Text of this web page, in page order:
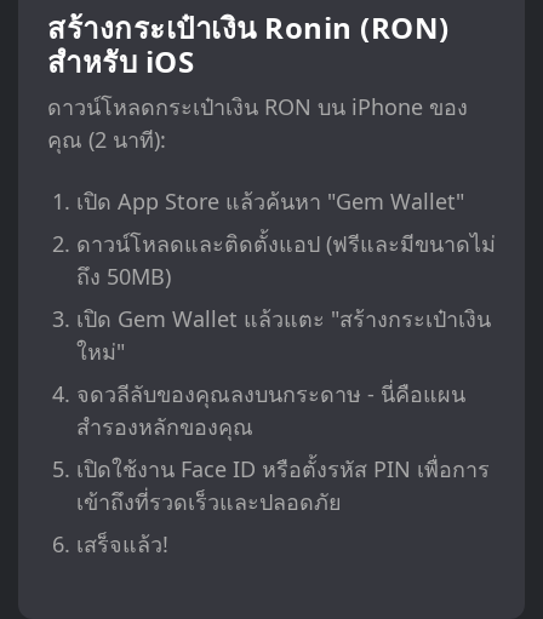
สร้างกระเป๋าเงิน Ronin (RON)
สำหรับ iOS
ดาวน์โหลดกระเป๋าเงิน RON บน iPhone ของ
คุณ (2 นาที):
เปิด App Store แล้วค้นหา "Gem Wallet"
ดาวน์โหลดและติดตั้งแอป (ฟรีและมีขนาดไม่
ถึง 50MB)
เปิด Gem Wallet แล้วแตะ "สร้างกระเป๋าเงิน
ใหม่"
จดวลีลับของคุณลงบนกระดาษ - นี่คือแผน
สำรองหลักของคุณ
เปิดใช้งาน Face ID หรือตั้งรหัส PIN เพื่อการ
เข้าถึงที่รวดเร็วและปลอดภัย
เสร็จแล้ว!